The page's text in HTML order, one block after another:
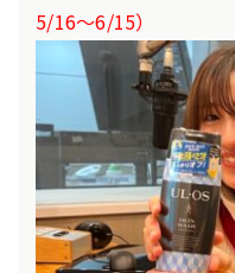
5/16～6/15）